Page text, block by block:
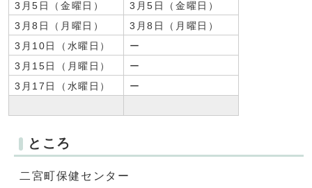
3月5日（金曜日）
3月5日（金曜日）
3月8日（月曜日）
3月8日（月曜日）
3月10日（水曜日）
ー
3月15日（月曜日）
ー
3月17日（水曜日）
ー
ところ
二宮町保健センター